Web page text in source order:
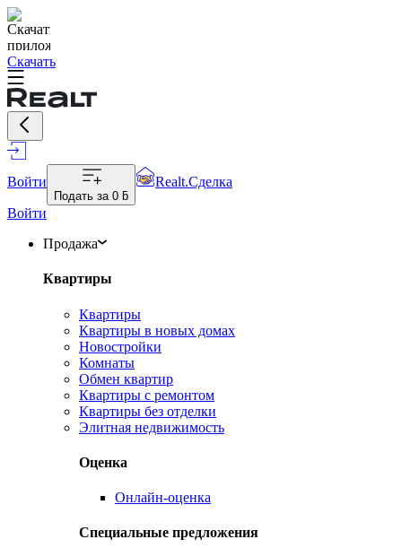
Скачать
Войти
Подать за 0 ƃ
Realt.Сделка
Войти
Продажа
Квартиры
Квартиры
Квартиры в новых домах
Новостройки
Комнаты
Обмен квартир
Квартиры с ремонтом
Квартиры без отделки
Элитная недвижимость
Оценка
Онлайн-оценка
Специальные предложения